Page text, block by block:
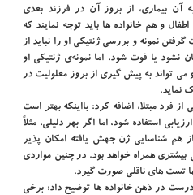
بیماری، از بروز آن در فرزند بعدی
و هم خانواده ها باید توجه نمایند كه
نمونه و بررسی ژنتیكی او را نباید از
یا فوت شود، اما نمونه‌ی ژنتیكی او
می تواند به پیش گیری از بروز معلولیت در
نماید.
فرد مبتلا، اضافه كرد: بااینكه بهتر است
استفاده شود، اما اگر بهر دلیلی، مثلاً
هم شناسایی ژن جهش یافته امكان پذیر
بیشتری همراه خواهد بود. در چنین مواردی
تست های ناقلی صورت گیرد.
در ذهن خانواده ها توضیح داد: برخی